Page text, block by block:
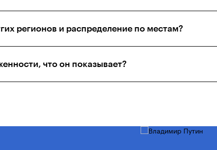
регионов и распределение по местам?
что он показывает?